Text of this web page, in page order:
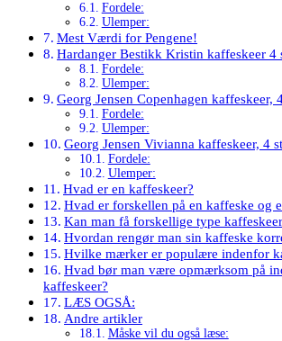
Fordele:
Ulemper:
Mest Værdi for Pengene!
Hardanger Bestikk Kristin kaffeskeer 4
Fordele:
Ulemper:
Georg Jensen Copenhagen kaffeskeer,
Fordele:
Ulemper:
Georg Jensen Vivianna kaffeskeer, 4
Fordele:
Ulemper:
Hvad er en kaffeskeer?
Hvad er forskellen på en kaffeske og
Kan man få forskellige type
Hvordan rengør man sin kaffeske
Hvilke mærker er populære indenfor
Hvad bør man være opmærksom på
kaffeskeer?
LÆS OGSÅ:
Andre artikler
Måske vil du også læse: